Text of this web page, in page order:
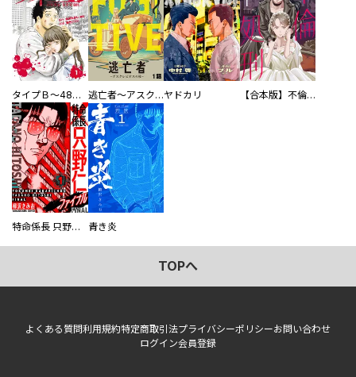
タイプＢ～48時間後、致死率100％～【単話】 逃亡者～アスクレピオスの杖～ヤドカリ 【合本版】不倫処刑
特命係長 只野仁ファイナル 愛蔵版 青き炎
TOPへ
よくある質問利用規約特定商取引法プライバシーポリシーお問い合わせ
ログイン会員登録